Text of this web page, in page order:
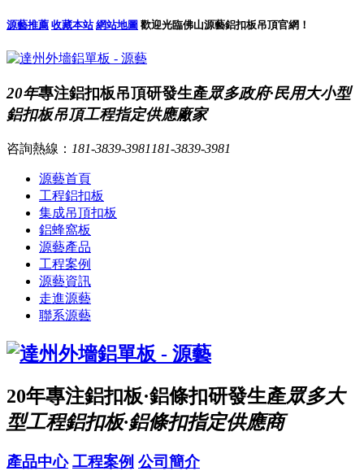
源藝推薦 收藏本站 網站地圖 歡迎光臨佛山源藝鋁扣板吊頂官網！
20年專注鋁扣板吊頂研發生產眾多政府·民用大小型
鋁扣板吊頂工程指定供應廠家
咨詢熱線： 181-3839-3981 181-3839-3981
源藝首頁
工程鋁扣板
集成吊頂扣板
鋁蜂窩板
源藝產品
工程案例
源藝資訊
走進源藝
聯系源藝
20年專注鋁扣板·鋁條扣研發生產眾多大
型工程鋁扣板·鋁條扣指定供應商
產品中心 工程案例 公司簡介